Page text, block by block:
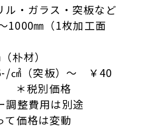
・ガラス・突板など
㎜（1枚加工面
朴材）
㎠（突板）～ ￥40
＊税別価格
調整費用は別途
て価格は変動